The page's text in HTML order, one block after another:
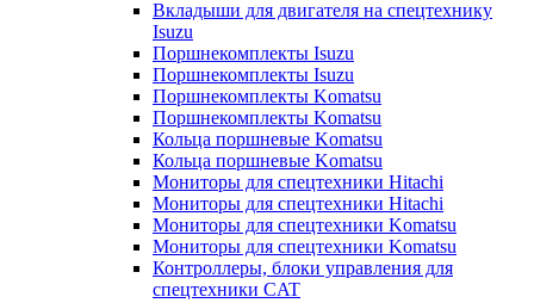
Вкладыши для двигателя на спецтехнику
Isuzu
Поршнекомплекты Isuzu
Поршнекомплекты Isuzu
Поршнекомплекты Komatsu
Поршнекомплекты Komatsu
Кольца поршневые Komatsu
Кольца поршневые Komatsu
Мониторы для спецтехники Hitachi
Мониторы для спецтехники Hitachi
Мониторы для спецтехники Komatsu
Мониторы для спецтехники Komatsu
Контроллеры, блоки управления для
спецтехники CAT